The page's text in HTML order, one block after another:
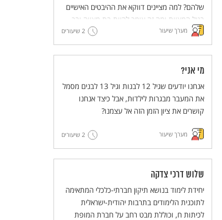
שלהם? למה מציינים דווקא את ההיבטים האישיים
בגיל המצוות ומה זה אומר להיות בת מצווה ובר
מצווה בימינו ובעבר?
מערך שיעור 2 שיעורים
מי אני?
אנחנו יודעים שגיל 12 לבנות וגיל 13 לבנים מסמל
את המעבר מבגרות לילדוּת, אבל כיצד אנחנו
קושרים את ציון הזמן הזה אל עצמנו?
מערך שיעור 2 שיעורים
שלוש דרכי צדקה
יחידת לימוד בנושא תיקון חברתי-כלכלי המתאימה
לתוכנית הלימודים בתרבות יהודית-ישראלית
לכיתות ח, וכוללת מבט רחב על חברת המופת